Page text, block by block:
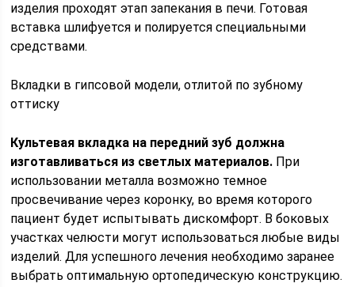
изделия проходят этап запекания в печи. Готовая
вставка шлифуется и полируется специальными
средствами.
Вкладки в гипсовой модели, отлитой по зубному
оттиску
Культевая вкладка на передний зуб должна
изготавливаться из светлых материалов. При
использовании металла возможно темное
просвечивание через коронку, во время которого
пациент будет испытывать дискомфорт. В боковых
участках челюсти могут использоваться любые виды
изделий. Для успешного лечения необходимо заранее
выбрать оптимальную ортопедическую конструкцию.